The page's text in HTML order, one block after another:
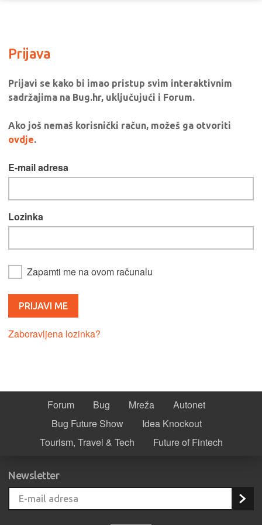
Prijava
Prijavi se kako bi imao pristup svim interaktivnim
sadržajima na Bug.hr, uključujući i Forum.
Ako još nemaš korisnički račun, možeš ga otvoriti
ovdje.
E-mail adresa
Lozinka
Zapamti me na ovom računalu
Zaboravljena lozinka?
Forum Bug Mreža
Autonet
Bug Future Show
Idea Knockout
Tourism, Travel & Tech
Future of Fintech
Newsletter